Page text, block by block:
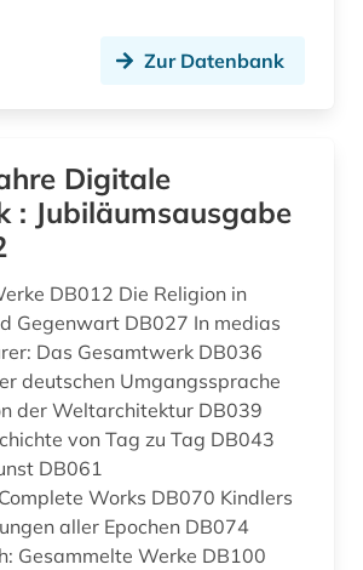
bamberger apokalypse (1)
bantusprachen (1)
barth, karl | theologe; hochschullehrer (5)
behinderung (1)
benedikt &lt (1)
Sachsen-Anhalt (2)
Schleswig-Holstein (1)
(4)
Zur Datenbank
Digitale
: Jubiläumsausgabe
in
Gegenwart DB027 In medias
Das Gesamtwerk DB036
deutschen Umgangssprache
der Weltarchitektur DB039
von Tag zu Tag DB043
DB061
Works DB070 Kindlers
aller Epochen DB074
Gesammelte Werke DB100